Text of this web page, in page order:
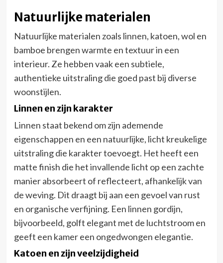
Natuurlijke materialen
Natuurlijke materialen zoals linnen, katoen, wol en
bamboe brengen warmte en textuur in een
interieur. Ze hebben vaak een subtiele,
authentieke uitstraling die goed past bij diverse
woonstijlen.
Linnen en zijn karakter
Linnen staat bekend om zijn ademende
eigenschappen en een natuurlijke, licht kreukelige
uitstraling die karakter toevoegt. Het heeft een
matte finish die het invallende licht op een zachte
manier absorbeert of reflecteert, afhankelijk van
de weving. Dit draagt bij aan een gevoel van rust
en organische verfijning. Een linnen gordijn,
bijvoorbeeld, golft elegant met de luchtstroom en
geeft een kamer een ongedwongen elegantie.
Katoen en zijn veelzijdigheid